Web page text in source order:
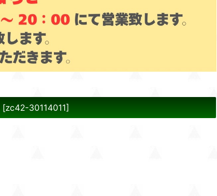
[zc42-30114011]